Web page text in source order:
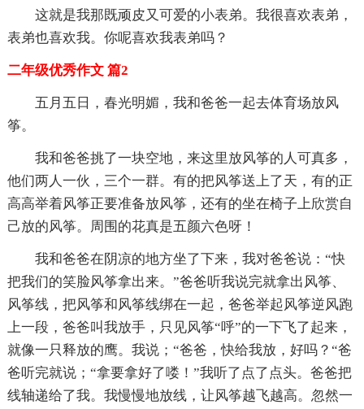
这就是我那既顽皮又可爱的小表弟。我很喜欢表弟，
表弟也喜欢我。你呢喜欢我表弟吗？
二年级优秀作文 篇2
五月五日，春光明媚，我和爸爸一起去体育场放风
筝。
我和爸爸挑了一块空地，来这里放风筝的人可真多，
他们两人一伙，三个一群。有的把风筝送上了天，有的正
高高举着风筝正要准备放风筝，还有的坐在椅子上欣赏自
己放的风筝。周围的花真是五颜六色呀！
我和爸爸在阴凉的地方坐了下来，我对爸爸说：“快
把我们的笑脸风筝拿出来。”爸爸听我说完就拿出风筝、
风筝线，把风筝和风筝线绑在一起，爸爸举起风筝逆风跑
上一段，爸爸叫我放手，只见风筝“呼”的一下飞了起来，
就像一只释放的鹰。我说；“爸爸，快给我放，好吗？“爸
爸听完就说；“拿要拿好了喽！”我听了点了点头。爸爸把
线轴递给了我。我慢慢地放线，让风筝越飞越高。忽然一